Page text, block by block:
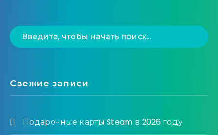
Свежие записи
Подарочные карты Steam в 2026 году